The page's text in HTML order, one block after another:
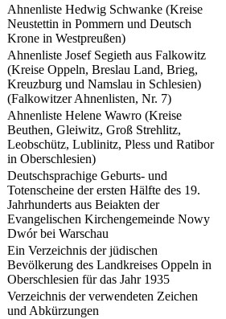
Ahnenliste Hedwig Schwanke (Kreise
Neustettin in Pommern und Deutsch
Krone in Westpreußen)
Ahnenliste Josef Segieth aus Falkowitz
(Kreise Oppeln, Breslau Land, Brieg,
Kreuzburg und Namslau in Schlesien)
(Falkowitzer Ahnenlisten, Nr. 7)
Ahnenliste Helene Wawro (Kreise
Beuthen, Gleiwitz, Groß Strehlitz,
Leobschütz, Lublinitz, Pless und Ratibor
in Oberschlesien)
Deutschsprachige Geburts- und
Totenscheine der ersten Hälfte des 19.
Jahrhunderts aus Beiakten der
Evangelischen Kirchengemeinde Nowy
Dwór bei Warschau
Ein Verzeichnis der jüdischen
Bevölkerung des Landkreises Oppeln in
Oberschlesien für das Jahr 1935
Verzeichnis der verwendeten Zeichen
und Abkürzungen